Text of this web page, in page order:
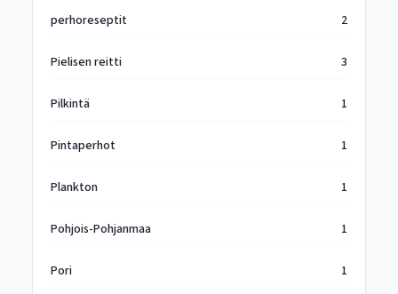
perhoreseptit 2
Pielisen reitti 3
Pilkintä 1
Pintaperhot 1
Plankton 1
Pohjois-Pohjanmaa 1
Pori 1